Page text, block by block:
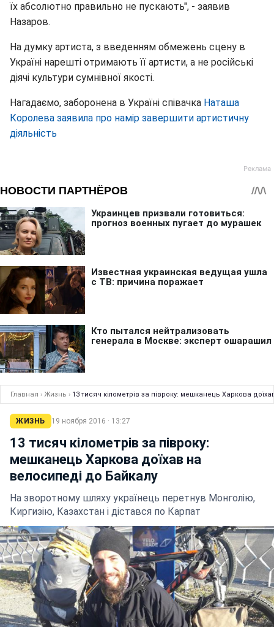
їх абсолютно правильно не пускають", - заявив
Назаров.
На думку артиста, з введенням обмежень сцену в
Україні нарешті отримають її артисти, а не російські
діячі культури сумнівної якості.
Нагадаємо, заборонена в Україні співачка Наташа
Королева заявила про намір завершити артистичну
діяльність
Главная › Жизнь › 13 тисяч кілометрів за півроку: мешканець Харкова
ЖИЗНЬ 19 ноября 2016 · 13:27
13 тисяч кілометрів за півроку:
мешканець Харкова доїхав на
велосипеді до Байкалу
На зворотному шляху українець перетнув Монголію,
Киргизію, Казахстан і дістався по Карпат